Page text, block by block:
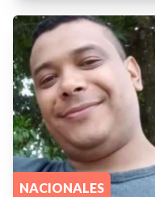
NACIONALES